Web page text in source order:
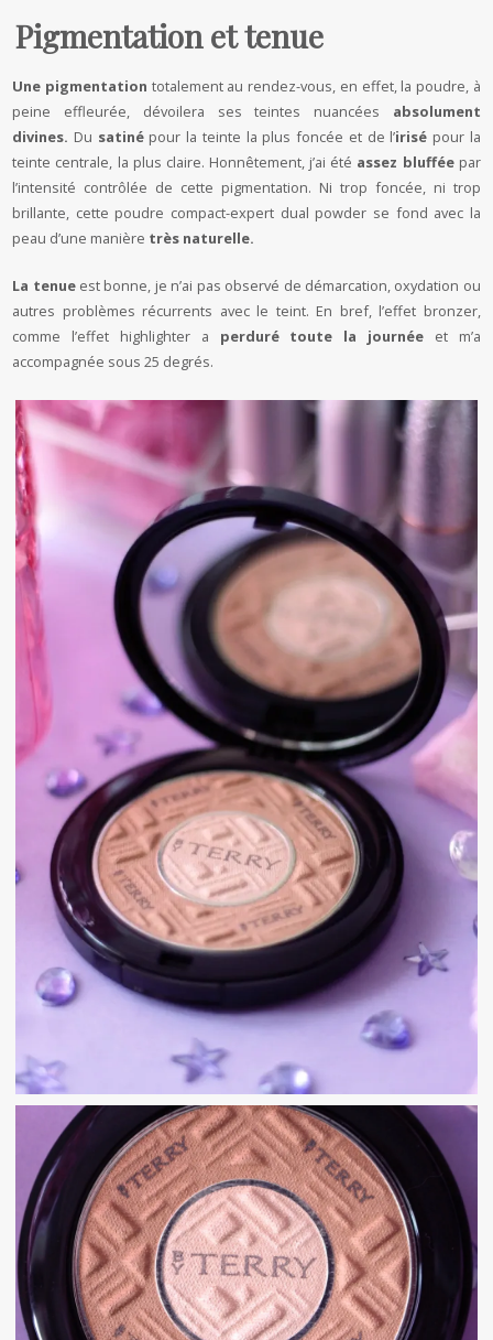
Pigmentation et tenue
Une pigmentation totalement au rendez-vous, en effet, la poudre, à
peine effleurée, dévoilera ses teintes nuancées absolument
divines. Du satinépour la teinte la plus foncée et de l’irisé pour la
teinte centrale, la plus claire. Honnêtement, j’ai été assez blufféepar
l’intensité contrôlée de cette pigmentation. Ni trop foncée, ni trop
brillante, cette poudre compact-expert dual powder se fond avec la
peau d’une manière très naturelle.
La tenueest bonne, je n’ai pas observé de démarcation, oxydation ou
autres problèmes récurrents avec le teint. En bref, l’effet bronzer,
comme l’effet highlighter a perduré toute la journée et m’a
accompagnée sous 25 degrés.